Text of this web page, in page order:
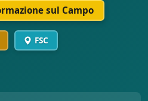
sul Campo
FSC